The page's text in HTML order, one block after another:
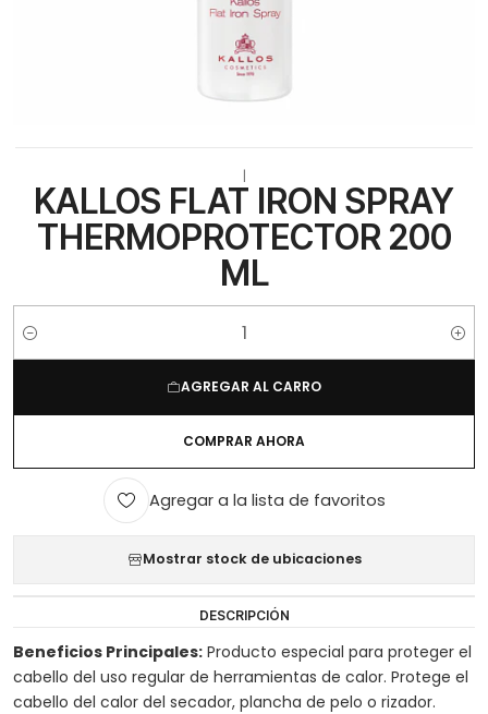
KALLOS FLAT IRON SPRAY
THERMOPROTECTOR 200
ML
Cantidad
AGREGAR AL CARRO
COMPRAR AHORA
Agregar a la lista de favoritos
Mostrar stock de ubicaciones
DESCRIPCIÓN
Beneficios Principales:Producto especial para proteger el
cabello del uso regular de herramientas de calor. Protege el
cabello del calor del secador, plancha de pelo o rizador.